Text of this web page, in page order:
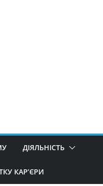
ДІЯЛЬНІСТЬ
КАР’ЄРИ